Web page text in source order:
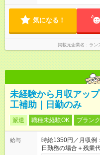
気になる！
掲載元企業名 ラン
未経験から月収アッ
工補助｜日勤のみ
派遣 職種未経験OK ブラン
給与
時給1350円／月収例
日勤務の場合＋残業